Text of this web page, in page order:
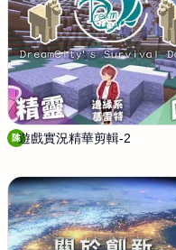
陳 陳
禎
遊戲實況精華剪輯-2